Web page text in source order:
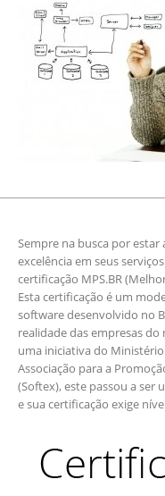
Sempre na busca por
excelência em seus
certificação MPS.BR
Esta certificação é um
software desenvolvido no
realidade das empresas do
uma iniciativa do Ministério
Associação para a
(Softex), este passou a ser
e sua certificação exige